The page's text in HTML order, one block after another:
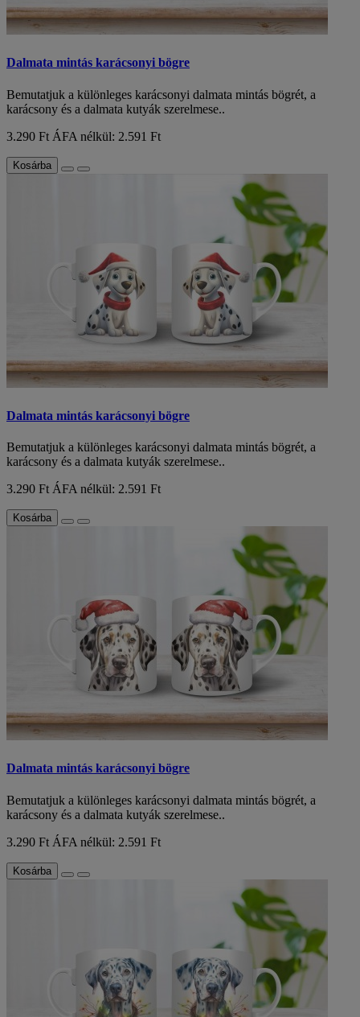
Dalmata mintás karácsonyi bögre
Bemutatjuk a különleges karácsonyi dalmata mintás bögrét, a
karácsony és a dalmata kutyák szerelmese..
3.290 Ft ÁFA nélkül: 2.591 Ft
Kosárba
Dalmata mintás karácsonyi bögre
Bemutatjuk a különleges karácsonyi dalmata mintás bögrét, a
karácsony és a dalmata kutyák szerelmese..
3.290 Ft ÁFA nélkül: 2.591 Ft
Kosárba
Dalmata mintás karácsonyi bögre
Bemutatjuk a különleges karácsonyi dalmata mintás bögrét, a
karácsony és a dalmata kutyák szerelmese..
3.290 Ft ÁFA nélkül: 2.591 Ft
Kosárba